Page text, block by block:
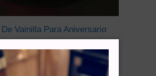
De Vainilla Para Aniversario
Cotizar vía WhatsApp